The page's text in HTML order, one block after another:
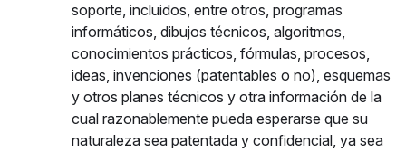
soporte, incluidos, entre otros, programas
informáticos, dibujos técnicos, algoritmos,
conocimientos prácticos, fórmulas, procesos,
ideas, invenciones (patentables o no), esquemas
y otros planes técnicos y otra información de la
cual razonablemente pueda esperarse que su
naturaleza sea patentada y confidencial, ya sea